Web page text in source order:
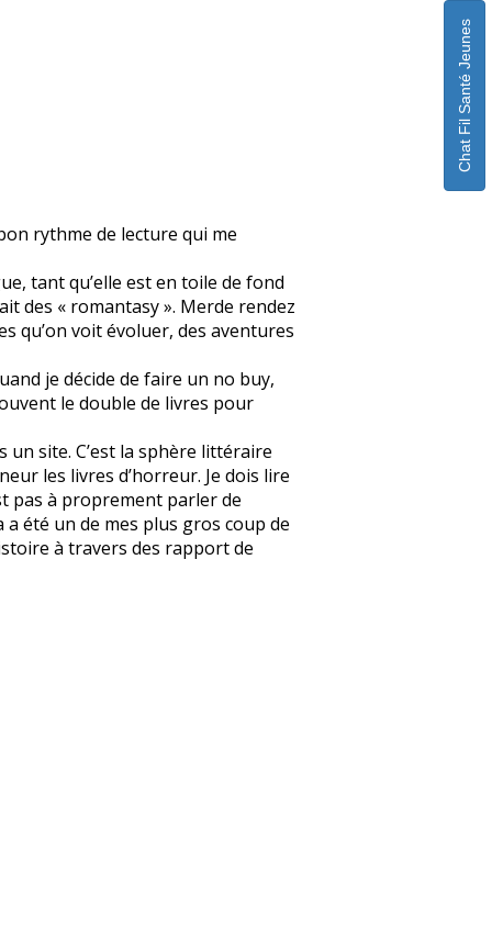
rythme de lecture qui me
tant qu’elle est en toile de fond
des « romantasy ». Merde rendez
qu’on voit évoluer, des aventures
je décide de faire un no buy,
le double de livres pour
site. C’est la sphère littéraire
les livres d’horreur. Je dois lire
pas à proprement parler de
a été un de mes plus gros coup de
à travers des rapport de
Chat Fil Santé Jeunes